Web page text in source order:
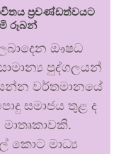
ප්‍රචණ්ඩත්වයට
රූබන්
ඖෂධ
පුද්ගලයන්
වර්තමානයේ
සමාජය තුළ ද
කොට මාධ්‍ය